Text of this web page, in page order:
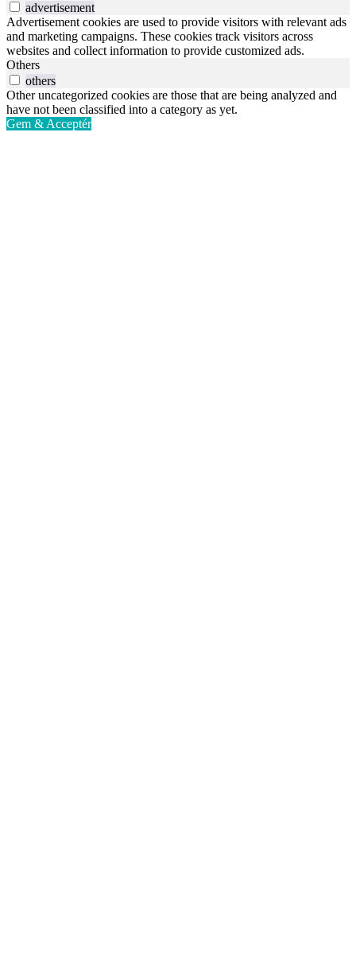
advertisement
Advertisement cookies are used to provide visitors with relevant ads
and marketing campaigns. These cookies track visitors across
websites and collect information to provide customized ads.
Others
others
Other uncategorized cookies are those that are being analyzed and
have not been classified into a category as yet.
Gem & Acceptér